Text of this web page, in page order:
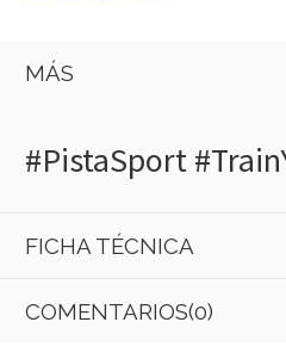
MÁS
#PistaSport
FICHA TÉCNICA
COMENTARIOS(0)